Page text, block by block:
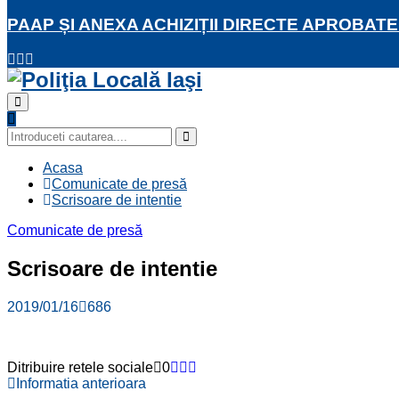
PAAP ȘI ANEXA ACHIZIȚII DIRECTE
Facebook
Twitter
Primary
Menu
Search
for:
Search
Acasa
Comunicate de presă
Scrisoare de intentie
Comunicate de presă
Scrisoare de intentie
2019/01/16 686
Ditribuire retele sociale 0
Informatia anterioara